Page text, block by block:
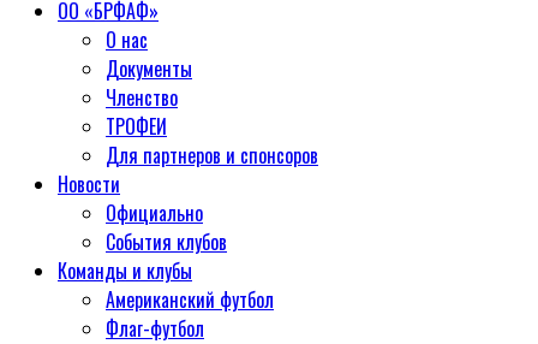
ОО «БРФАФ»
О нас
Документы
Членство
ТРОФЕИ
Для партнеров и спонсоров
Новости
Официально
События клубов
Команды и клубы
Американский футбол
Флаг-футбол